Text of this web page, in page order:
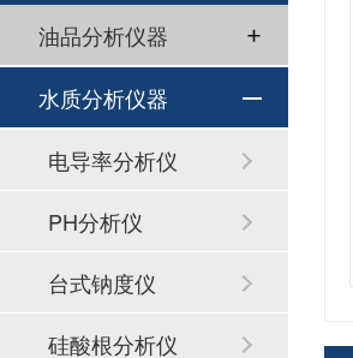
油品分析仪器
水质分析仪器
电导率分析仪
PH分析仪
台式钠度仪
硅酸根分析仪